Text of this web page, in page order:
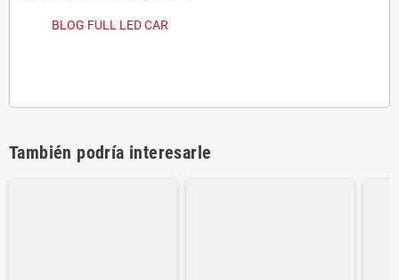
BLOG FULL LED CAR
También podría interesarle